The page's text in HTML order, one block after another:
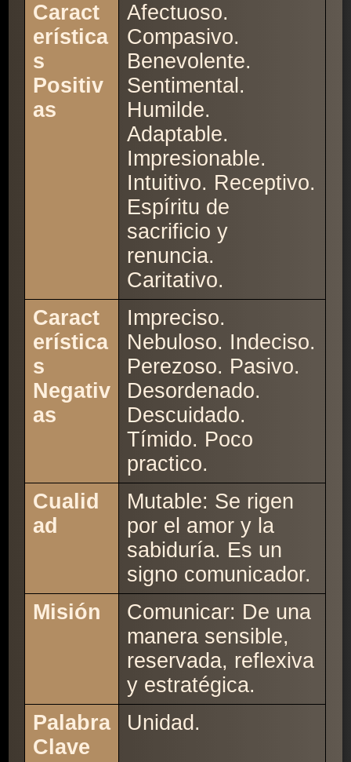
Caract
erística
s
Positiv
as
Afectuoso.
Compasivo.
Benevolente.
Sentimental.
Humilde.
Adaptable.
Impresionable.
Intuitivo. Receptivo.
Espíritu de
sacrificio y
renuncia.
Caritativo.
Caract
erística
s
Negativ
as
Impreciso.
Nebuloso. Indeciso.
Perezoso. Pasivo.
Desordenado.
Descuidado.
Tímido. Poco
practico.
Cualid
ad
Mutable: Se rigen
por el amor y la
sabiduría. Es un
signo comunicador.
Misión
Comunicar: De una
manera sensible,
reservada, reflexiva
y estratégica.
Palabra
Clave
Unidad.